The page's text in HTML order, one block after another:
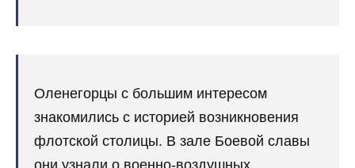
Оленегорцы с большим интересом
знакомились с историей возникновения
флотской столицы. В зале Боевой славы
они узнали о военно-воздушных,